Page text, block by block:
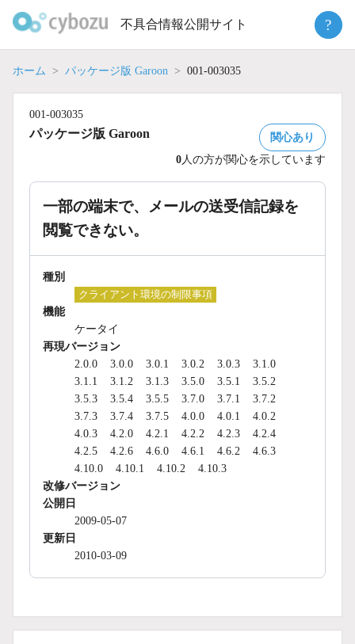
不具合情報公開サイト ?
ホーム パッケージ版 Garoon 001-003035
001-003035
パッケージ版 Garoon
関心あり
0 人の方が関心を示しています
一部の端末で、メールの送受信記録を
閲覧できない。
種別
クライアント環境の制限事項
機能
ケータイ
再現バージョン
2.0.0
3.0.0 3.0.1 3.0.2 3.0.3
3.1.0
3.1.1
3.1.2 3.1.3 3.5.0 3.5.1
3.5.2
3.5.3
3.5.4 3.5.5 3.7.0 3.7.1
3.7.2
3.7.3
3.7.4 3.7.5 4.0.0 4.0.1
4.0.2
4.0.3
4.2.0 4.2.1 4.2.2 4.2.3
4.2.4
4.2.5
4.2.6 4.6.0 4.6.1 4.6.2
4.6.3
4.10.0
4.10.1 4.10.2
4.10.3
改修バージョン
公開日
2009-05-07
更新日
2010-03-09